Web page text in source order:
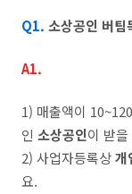
Q1. 소상공인 버팀
A1.
1) 매출액이
인 소상공인이 받
2) 사업자등록상개
요.